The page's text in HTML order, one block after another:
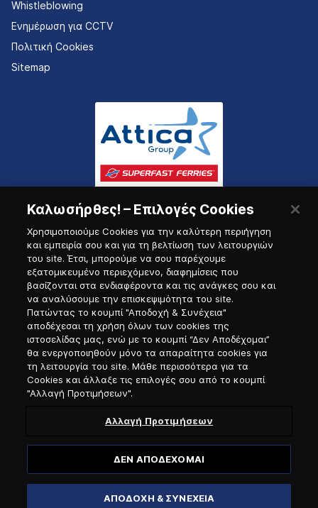
Whistleblowing
Ενημέρωση για CCTV
Πολιτική Cookies
Sitemap
Πύλη Ναυτικού
© 2026, Anek Lines
Website designed & developed by
Καλωσήρθες! – Επιλογές Cookies
Χρησιμοποιούμε Cookies για την καλύτερη περιήγηση
και εμπειρία σου και για τη βελτίωση των λειτουργιών
του site. Έτσι, μπορούμε να σου παρέχουμε
εξατομικευμένο περιεχόμενο, διαφημίσεις που
βασίζονται στα ενδιαφέροντα και τις ανάγκες σου και
να αναλύσουμε την επισκεψιμότητα του site.
Πατώντας το κουμπί "Αποδοχή & Συνέχεια"
αποδέχεσαι τη χρήση όλων των cookies της
ιστοσελίδας μας, ενώ με το κουμπί “Δεν Αποδέχομαι”
θα ενεργοποιηθούν μόνο τα απαραίτητα cookies για
τη λειτουργία του site. Μάθε περισσότερα για τα
Cookies και άλλαξε τις επιλογές σου από το κουμπί
"Αλλαγή Προτιμήσεων".
Αλλαγή Προτιμήσεων
ΔΕΝ ΑΠΟΔΕΧΟΜΑΙ
ΑΠΟΔΟΧΗ & ΣΥΝΕΧΕΙΑ